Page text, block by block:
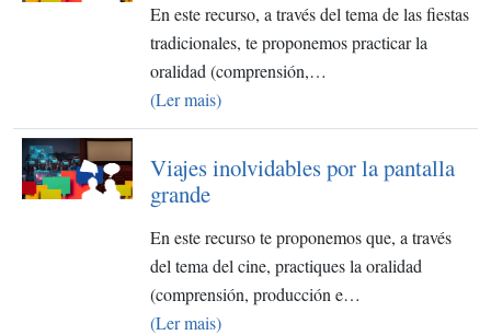
En este recurso, a través del tema de las fiestas
tradicionales, te proponemos practicar la
oralidad (comprensión,…
(Ler mais)
Viajes inolvidables por la pantalla
grande
En este recurso te proponemos que, a través
del tema del cine, practiques la oralidad
(comprensión, producción e…
(Ler mais)